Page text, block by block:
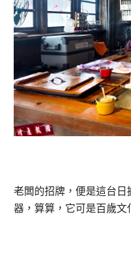
老闆的招牌，便是這台日
器，算算，它可是百歲文